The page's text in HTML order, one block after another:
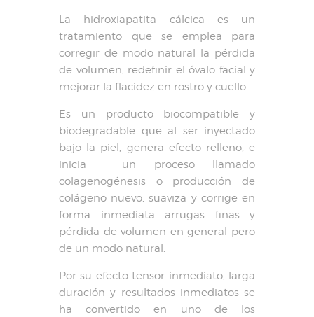
La hidroxiapatita cálcica es un
tratamiento que se emplea para
corregir de modo natural la pérdida
de volumen, redefinir el óvalo facial y
mejorar la flacidez en rostro y cuello.
Es un producto biocompatible y
biodegradable que al ser inyectado
bajo la piel, genera efecto relleno, e
inicia un proceso llamado
colagenogénesis o producción de
colágeno nuevo, suaviza y corrige en
forma inmediata arrugas finas y
pérdida de volumen en general pero
de un modo natural.
Por su efecto tensor inmediato, larga
duración y resultados inmediatos se
ha convertido en uno de los